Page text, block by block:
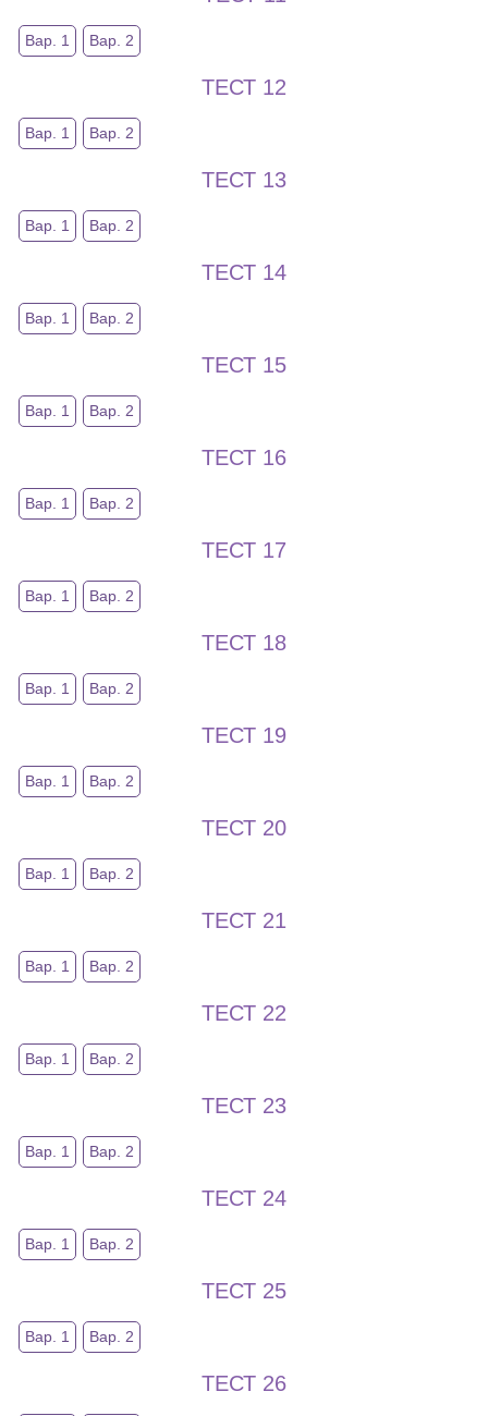
Вар. 1 Вар. 2
ТЕСТ 12
Вар. 1 Вар. 2
ТЕСТ 13
Вар. 1 Вар. 2
ТЕСТ 14
Вар. 1 Вар. 2
ТЕСТ 15
Вар. 1 Вар. 2
ТЕСТ 16
Вар. 1 Вар. 2
ТЕСТ 17
Вар. 1 Вар. 2
ТЕСТ 18
Вар. 1 Вар. 2
ТЕСТ 19
Вар. 1 Вар. 2
ТЕСТ 20
Вар. 1 Вар. 2
ТЕСТ 21
Вар. 1 Вар. 2
ТЕСТ 22
Вар. 1 Вар. 2
ТЕСТ 23
Вар. 1 Вар. 2
ТЕСТ 24
Вар. 1 Вар. 2
ТЕСТ 25
Вар. 1 Вар. 2
ТЕСТ 26